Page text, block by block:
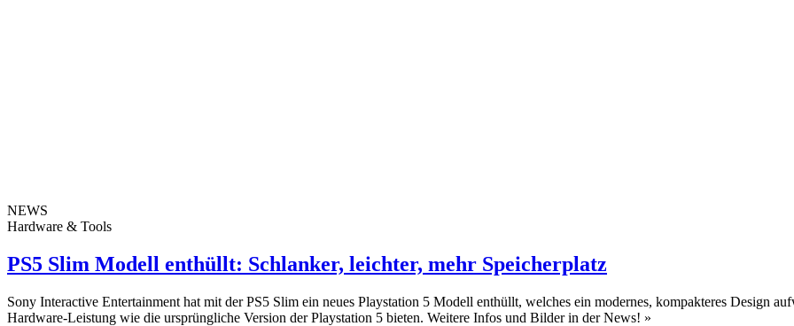
NEWS
Hardware & Tools
PS5 Slim Modell enthüllt: Schlanker, leichter, mehr Speicherplatz
Sony Interactive Entertainment hat mit der PS5 Slim ein neues Playstation 5 Modell enthüllt, welches ein modernes, kompakteres Design
Hardware-Leistung wie die ursprüngliche Version der Playstation 5 bieten. Weitere Infos und Bilder in der News! »